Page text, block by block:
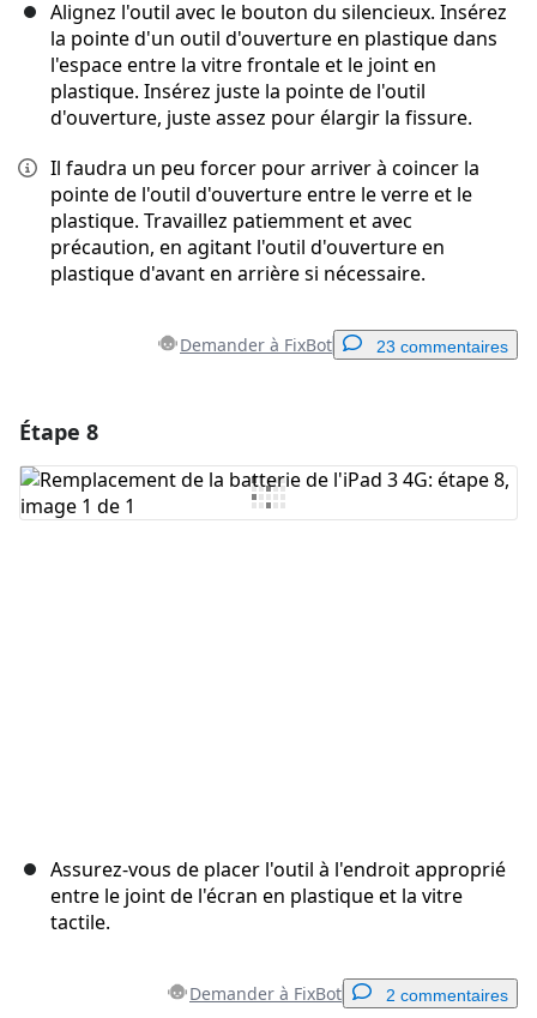
Alignez l'outil avec le bouton du silencieux. Insérez
la pointe d'un outil d'ouverture en plastique dans
l'espace entre la vitre frontale et le joint en
plastique. Insérez juste la pointe de l'outil
d'ouverture, juste assez pour élargir la fissure.
Il faudra un peu forcer pour arriver à coincer la
pointe de l'outil d'ouverture entre le verre et le
plastique. Travaillez patiemment et avec
précaution, en agitant l'outil d'ouverture en
plastique d'avant en arrière si nécessaire.
Demander à FixBot 23 commentaires
Ajouter un commentaire
Étape 8
Assurez-vous de placer l'outil à l'endroit approprié
entre le joint de l'écran en plastique et la vitre
tactile.
Demander à FixBot 2 commentaires